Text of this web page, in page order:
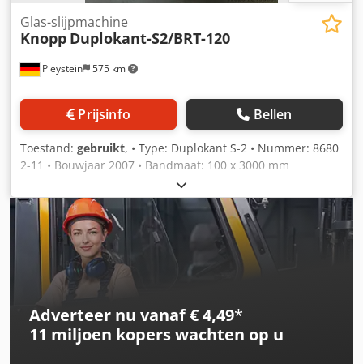
Pleystein 575 km
Glas-slijpmachine
Knopp Duplokant-S2/BRT-120
Prijsinfo Bellen
Toestand: gebruikt, • Type: Duplokant S-2 • Nummer: 8680
2-11 • Bouwjaar 2007 • Bandmaat: 100 x 3000 mm
Chjdpfjzrvwgjx Aqpja • Bijgeleverd: 512 schuurbanden en
66 polijstbanden, die afzonderlijk kunnen worden
aangeschaft.
Adverteer nu vanaf € 4,49*
11 miljoen koperswachten op u